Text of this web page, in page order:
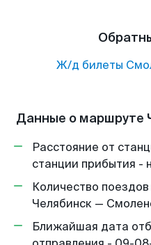
Ж/д билеты
Данные о маршруте
Расстояние от
станции прибытия -
Количество
Челябинск —
Ближайшая дата